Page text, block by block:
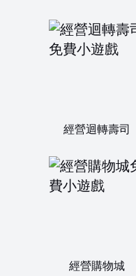
經營迴轉壽司
經營購物城